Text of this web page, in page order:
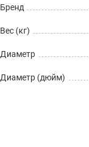
Бренд
Вес (кг)
Диаметр
Диаметр (дюйм)